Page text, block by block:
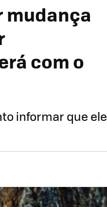
mudança
com o
informar que ele